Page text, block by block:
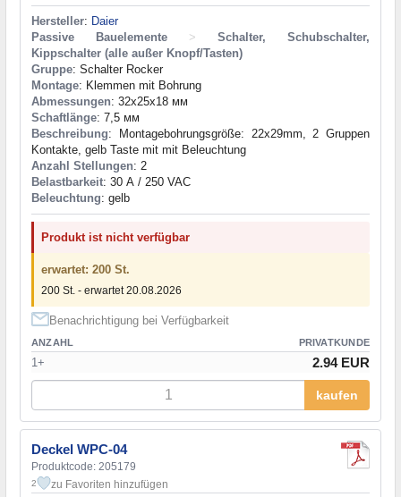
Hersteller: Daier
Passive Bauelemente
>
Schalter, Schubschalter,
Kippschalter (alle außer Knopf/Tasten)
Gruppe: Schalter Rocker
Montage: Klemmen mit Bohrung
Abmessungen: 32x25x18 мм
Schaftlänge: 7,5 мм
Beschreibung: Montagebohrungsgröße: 22x29mm, 2 Gruppen
Kontakte, gelb Taste mit mit Beleuchtung
Anzahl Stellungen: 2
Belastbarkeit: 30 А / 250 VAC
Beleuchtung: gelb
Produkt ist nicht verfügbar
erwartet: 200 St.
200 St. - erwartet 20.08.2026
Benachrichtigung bei Verfügbarkeit
ANZAHL PRIVATKUNDE
1+ 2.94 EUR
kaufen
Deckel WPC-04
Produktcode: 205179
2 zu Favoriten hinzufügen